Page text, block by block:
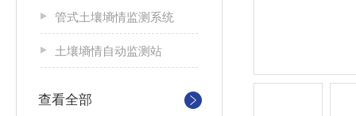
管式土壤墒情监测系统
土壤墒情自动监测站
查看全部